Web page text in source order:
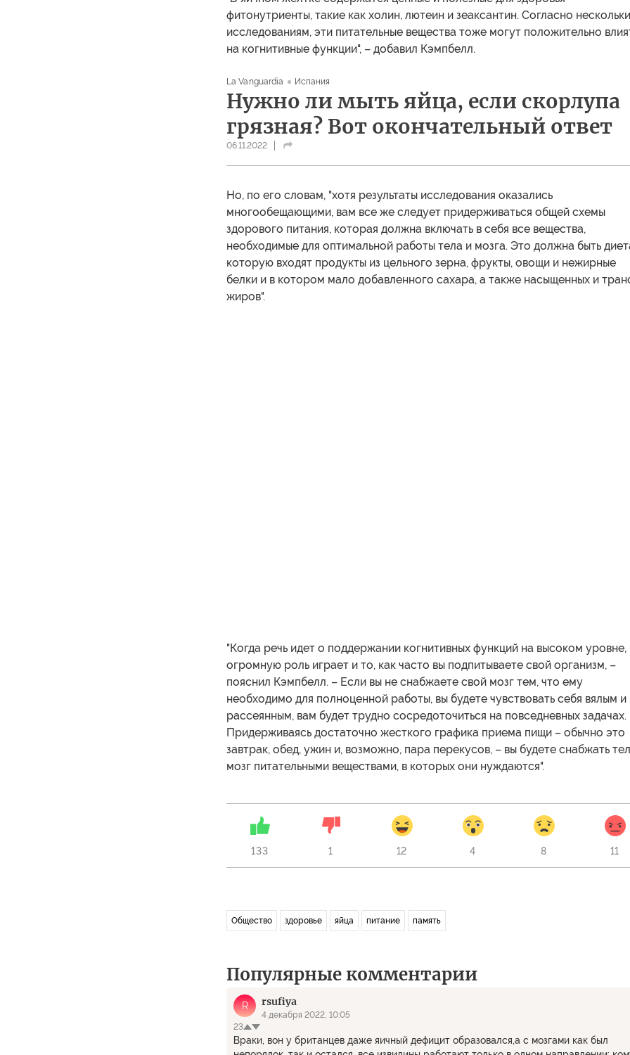
фитонутриенты, такие как холин, лютеин и зеаксантин. Согласно
исследованиям, эти питательные вещества тоже могут положительно
на когнитивные функции", – добавил Кэмпбелл.
La Vanguardia Испания
Нужно ли мыть яйца, если скорлупа
грязная? Вот окончательный ответ
06.11.2022
Но, по его словам, "хотя результаты исследования оказались
многообещающими, вам все же следует придерживаться общей схемы
здорового питания, которая должна включать в себя все вещества,
необходимые для оптимальной работы тела и мозга. Это должна быть
которую входят продукты из цельного зерна, фрукты, овощи и нежирные
белки и в котором мало добавленного сахара, а также насыщенных и
жиров".
"Когда речь идет о поддержании когнитивных функций на высоком уровне,
огромную роль играет и то, как часто вы подпитываете свой организм, –
пояснил Кэмпбелл. – Если вы не снабжаете свой мозг тем, что ему
необходимо для полноценной работы, вы будете чувствовать себя вялым и
рассеянным, вам будет трудно сосредоточиться на повседневных задачах.
Придерживаясь достаточно жесткого графика приема пищи – обычно это
завтрак, обед, ужин и, возможно, пара перекусов, – вы будете снабжать
мозг питательными веществами, в которых они нуждаются".
133 1 12 4 8 11
Общество здоровье яйца питание память
Популярные комментарии
R rsufiya
4 декабря 2022, 10:05
23
Враки, вон у британцев даже яичный дефицит образовался,а с мозгами как был